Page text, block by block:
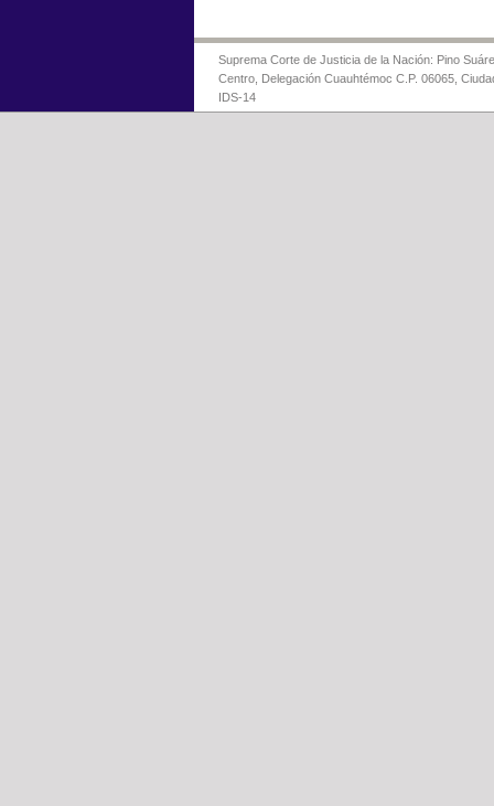
Suprema Corte de Justicia de la Nación: Pino
Centro, Delegación Cuauhtémoc C.P. 06065,
IDS-14